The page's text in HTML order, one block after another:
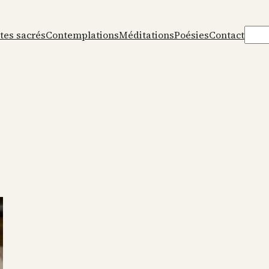
sacrésContemplationsMéditationsPoésiesContact